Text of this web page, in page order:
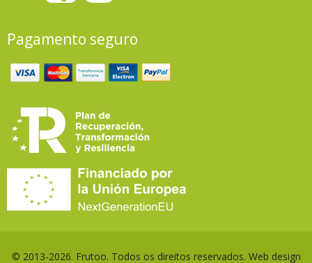
Pagamento seguro
© 2013-2026. Frutoo. Todos os direitos reservados. Web design